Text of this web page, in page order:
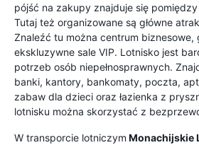
pójść na zakupy znajduje się
Tutaj też organizowane są główne
Znaleźć tu można centrum biznesowe,
ekskluzywne sale VIP. Lotnisko jest
potrzeb osób niepełnosprawnych.
banki, kantory, bankomaty, poczta,
zabaw dla dzieci oraz łazienka z
lotnisku można skorzystać z
W transporcie lotniczym Monachijskie